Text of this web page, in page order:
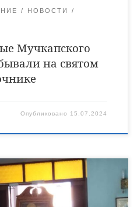
НОВОСТИ
Мучкапского
на святом
Опубликовано 15.07.2024
Божией Матери прибыла в
Святыню Уваровской